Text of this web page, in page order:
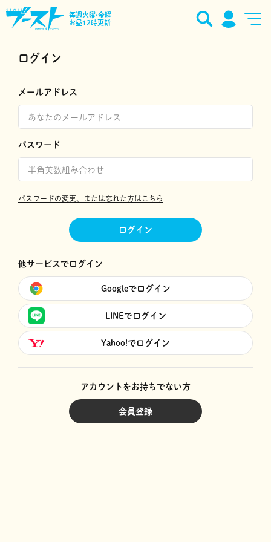
毎週火曜•金曜
お昼12時更新
ログイン
メールアドレス
パスワード
パスワードの変更、または忘れた方はこちら
ログイン
他サービスでログイン
Googleでログイン
LINEでログイン
Yahoo!でログイン
アカウントをお持ちでない方
会員登録